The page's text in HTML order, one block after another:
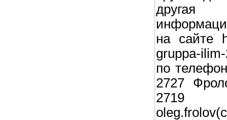
другая
на сайте
gruppa-
по
2727
2719